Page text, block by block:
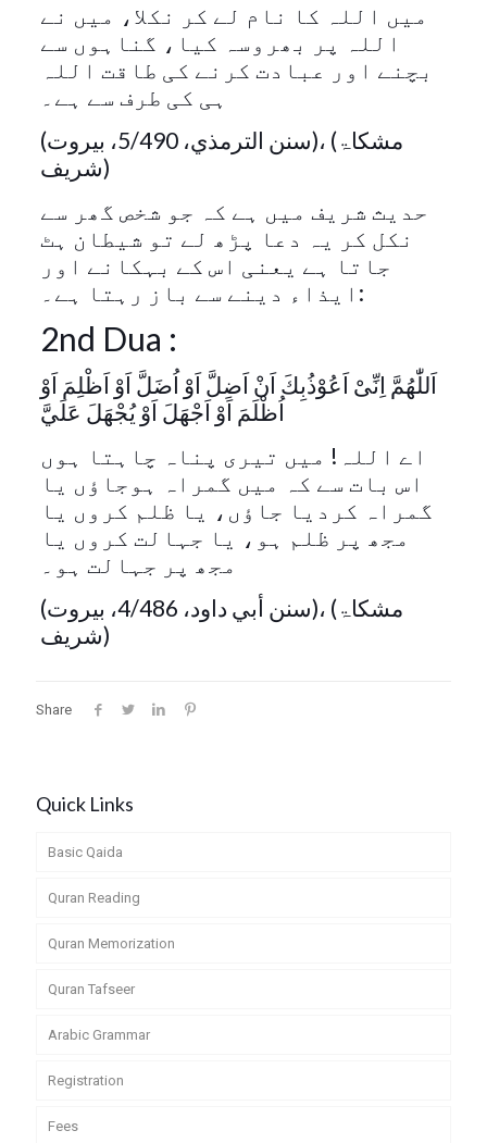
میں اللہ کا نام لے کر نکلا، میں نے
اللہ پر بھروسہ کیا، گناہوں سے
بچنے اور عبادت کرنے کی طاقت اللہ
ہی کی طرف سے ہے۔
(سنن الترمذي، 5/490، بيروت)، (مشکاۃ
شریف)
حدیث شریف میں ہے کہ جو شخص گھر سے
نکل کر یہ دعا پڑھ لے تو شیطان ہٹ
جاتا ہے یعنی اس کے بہکانے اور
ایذاء دینے سے باز رہتا ہے۔:
2nd Dua :
اَللّٰهُمَّ اِنِّیْ اَعُوْذُبِكَ اَنْ اَضِلَّ اَوْ اُضَلَّ اَوْ اَظْلِمَ اَوْ
اُظْلَمَ اَوْ اَجْھَلَ اَوْ یُجْھَلَ عَلَيَّ
اے اللہ! میں تیری پناہ چاہتا ہوں
اس بات سے کہ میں گمراہ ہوجاؤں یا
گمراہ کردیا جاؤں، یا ظلم کروں یا
مجھ پر ظلم ہو، یا جہالت کروں یا
مجھ پر جہالت ہو۔
(سنن أبي داود، 4/486، بيروت)، (مشکاۃ
شریف)
Share
Quick Links
Basic Qaida
Quran Reading
Quran Memorization
Quran Tafseer
Arabic Grammar
Registration
Fees